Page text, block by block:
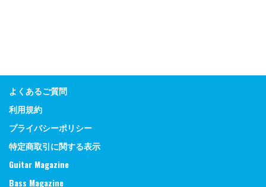
よくあるご質問
利用規約
プライバシーポリシー
特定商取引に関する表示
Guitar Magazine
Bass Magazine